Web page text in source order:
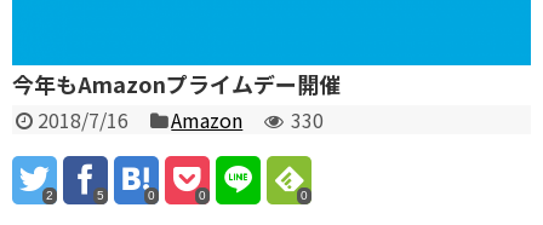
今年もAmazonプライムデー開催
2018/7/16 Amazon 330
2 5 0 0 0